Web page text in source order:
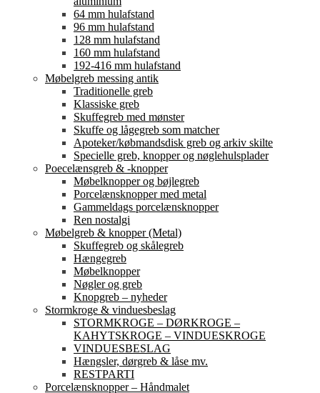
64 mm hulafstand
96 mm hulafstand
128 mm hulafstand
160 mm hulafstand
192-416 mm hulafstand
Møbelgreb messing antik
Traditionelle greb
Klassiske greb
Skuffegreb med mønster
Skuffe og lågegreb som matcher
Apoteker/købmandsdisk greb og arkiv skilte
Specielle greb, knopper og nøglehulsplader
Poecelænsgreb & -knopper
Møbelknopper og bøjlegreb
Porcelænsknopper med metal
Gammeldags porcelænsknopper
Ren nostalgi
Møbelgreb & knopper (Metal)
Skuffegreb og skålegreb
Hængegreb
Møbelknopper
Nøgler og greb
Knopgreb – nyheder
Stormkroge & vinduesbeslag
STORMKROGE – DØRKROGE –
KAHYTSKROGE – VINDUESKROGE
VINDUESBESLAG
Hængsler, dørgreb & låse mv.
RESTPARTI
Porcelænsknopper – Håndmalet